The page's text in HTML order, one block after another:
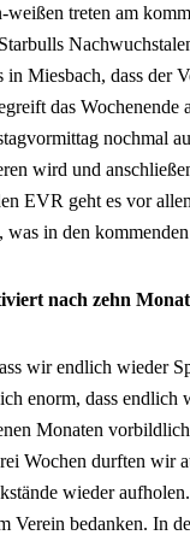
treten am
in Miesbach, dass der
das Wochenende
nochmal
wird und
EVR geht es vor
in den
nach zehn
wir endlich wieder
enorm, dass endlich
Monaten
Wochen durften wir
wieder
Verein bedanken. In